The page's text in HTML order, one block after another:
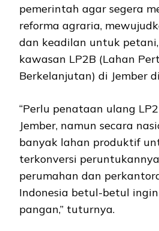
pemerintah agar segera
reforma agraria,
dan keadilan untuk
kawasan LP2B (Lahan
Berkelanjutan) di Jember
“Perlu penataan ulang
Jember, namun secara
banyak lahan produktif
terkonversi
perumahan dan
Indonesia betul-betul
pangan,” tuturnya.